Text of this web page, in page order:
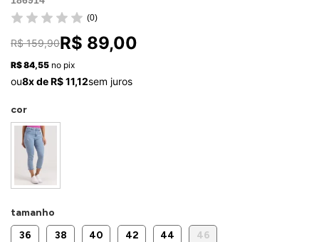
(0)
R$ 159,90R$ 89,00
R$ 84,55 no pix
ou8x de R$ 11,12sem juros
cor
tamanho
36
38 40 42 44 46